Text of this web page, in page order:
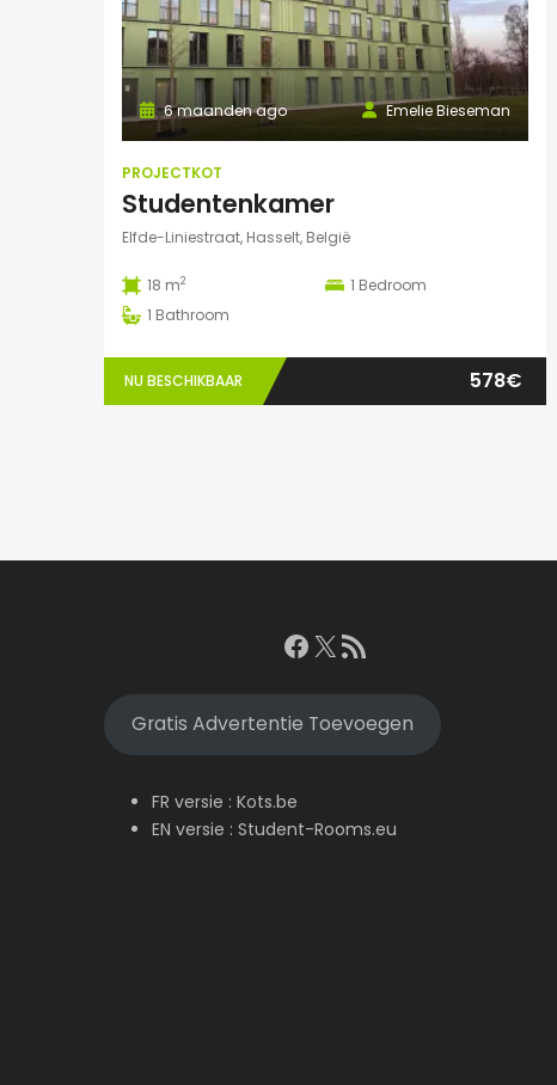
Emelie Bieseman
6 maanden ago
PROJECTKOT
Studentenkamer
Elfde-Liniestraat, Hasselt, België
18 m2 1 Bedroom
1 Bathroom
NU BESCHIKBAAR 578€
Facebook
X RSS feed
Gratis Advertentie Toevoegen
FR versie : Kots.be
EN versie : Student-Rooms.eu